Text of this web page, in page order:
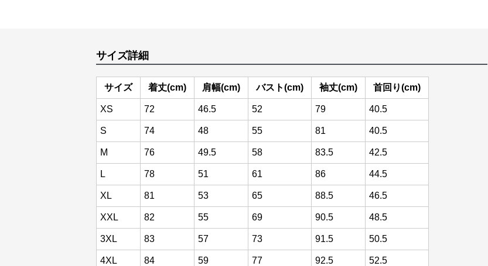
サイズ詳細
サイズ 着丈(cm) 肩幅(cm) バスト(cm) 袖丈(cm) 首回り(cm)
XS 72 46.5 52 79 40.5
S 74 48 55 81 40.5
M 76 49.5 58 83.5 42.5
L 78 51 61 86 44.5
XL 81 53 65 88.5 46.5
XXL 82 55 69 90.5 48.5
3XL 83 57 73 91.5 50.5
4XL 84 59 77 92.5 52.5